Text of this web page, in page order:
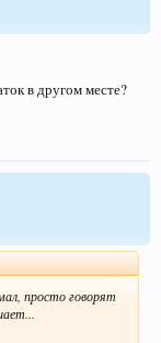
в другом месте?
просто говорят